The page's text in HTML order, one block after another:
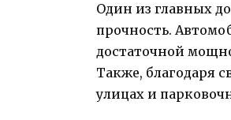
Один из главных
прочность.
достаточной
Также, благодаря
улицах и